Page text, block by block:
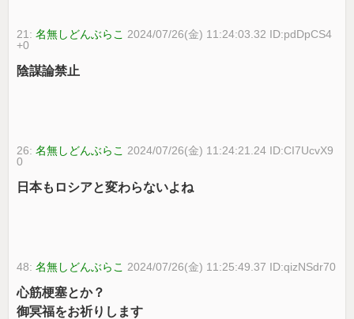
21:名無しどんぶらこ 2024/07/26(金) 11:24:03.32 ID:pdDpCS4
+0
陰謀論禁止
26:名無しどんぶらこ 2024/07/26(金) 11:24:21.24 ID:CI7UcvX9
0
日本もロシアと変わらないよね
48:名無しどんぶらこ 2024/07/26(金) 11:25:49.37 ID:qizNSdr70
心筋梗塞とか？
御冥福をお祈りします